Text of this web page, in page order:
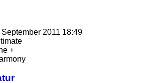
September 2011 18:49
+